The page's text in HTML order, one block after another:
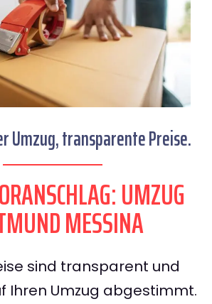
Umzug, transparente Preise.
UMZUG
MESSINA
sind transparent und
Ihren Umzug abgestimmt.